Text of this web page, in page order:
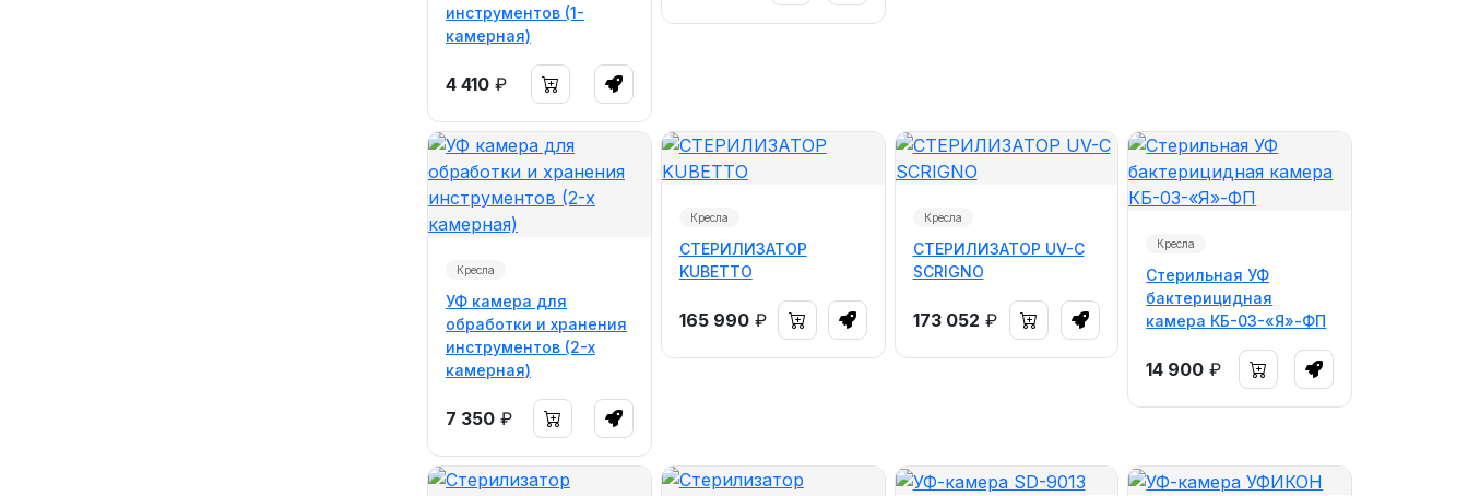
инструментов (1-
камерная)
4 410 ₽
Кресла
УФ камера для
обработки и хранения
инструментов (2-х
камерная)
7 350 ₽
Кресла
СТЕРИЛИЗАТОР
KUBETTO
165 990 ₽
Кресла
СТЕРИЛИЗАТОР UV-C
SCRIGNO
173 052 ₽
Кресла
Стерильная УФ
бактерицидная
камера КБ-03-«Я»-ФП
14 900 ₽